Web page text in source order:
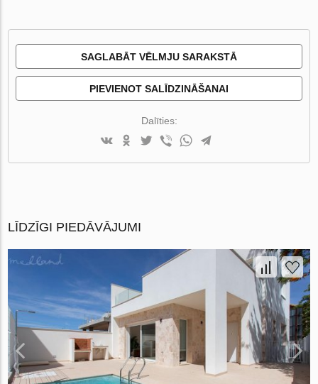
SAGLABĀT VĒLMJU SARAKSTĀ
PIEVIENOT SALĪDZINĀŠANAI
Dalīties:
LĪDZĪGI PIEDĀVĀJUMI